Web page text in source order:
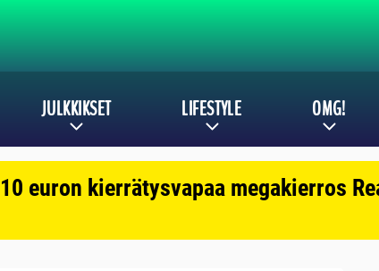
JULKKIKSET LIFESTYLE OMG!
euron kierrätysvapaa megakierros